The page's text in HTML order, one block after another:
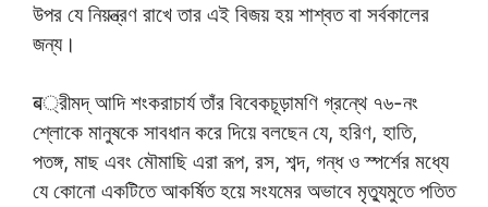
উপর যে নিয়ন্ত্রণ রাখে তার এই বিজয় হয় শাশ্বত বা সর্বকালের
জন্য।
ब্রীমদ্ আদি শংকরাচার্য তাঁর বিবেকচূড়ামণি গ্রন্থে ৭৬-নং
শ্লোকে মানুষকে সাবধান করে দিয়ে বলছেন যে, হরিণ, হাতি,
পতঙ্গ, মাছ এবং মৌমাছি এরা রূপ, রস, শব্দ, গন্ধ ও স্পর্শের মধ্যে
যে কোনো একটিতে আকর্ষিত হয়ে সংযমের অভাবে মৃত্যুমুতে পতিত